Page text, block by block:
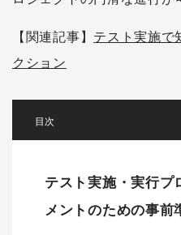
【関連記事】 テスト実施で
クション
テスト実施・実行プ
メントのための事前